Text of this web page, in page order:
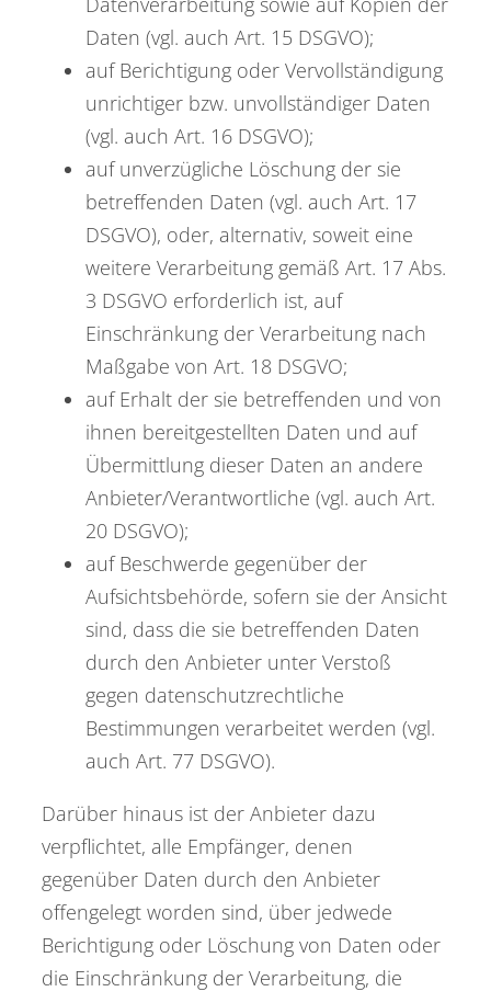
Daten (vgl. auch Art. 15 DSGVO);
auf Berichtigung oder Vervollständigung
unrichtiger bzw. unvollständiger Daten
(vgl. auch Art. 16 DSGVO);
auf unverzügliche Löschung der sie
betreffenden Daten (vgl. auch Art. 17
DSGVO), oder, alternativ, soweit eine
weitere Verarbeitung gemäß Art. 17 Abs.
3 DSGVO erforderlich ist, auf
Einschränkung der Verarbeitung nach
Maßgabe von Art. 18 DSGVO;
auf Erhalt der sie betreffenden und von
ihnen bereitgestellten Daten und auf
Übermittlung dieser Daten an andere
Anbieter/Verantwortliche (vgl. auch Art.
20 DSGVO);
auf Beschwerde gegenüber der
Aufsichtsbehörde, sofern sie der Ansicht
sind, dass die sie betreffenden Daten
durch den Anbieter unter Verstoß
gegen datenschutzrechtliche
Bestimmungen verarbeitet werden (vgl.
auch Art. 77 DSGVO).
Darüber hinaus ist der Anbieter dazu
verpflichtet, alle Empfänger, denen
gegenüber Daten durch den Anbieter
offengelegt worden sind, über jedwede
Berichtigung oder Löschung von Daten oder
die Einschränkung der Verarbeitung, die